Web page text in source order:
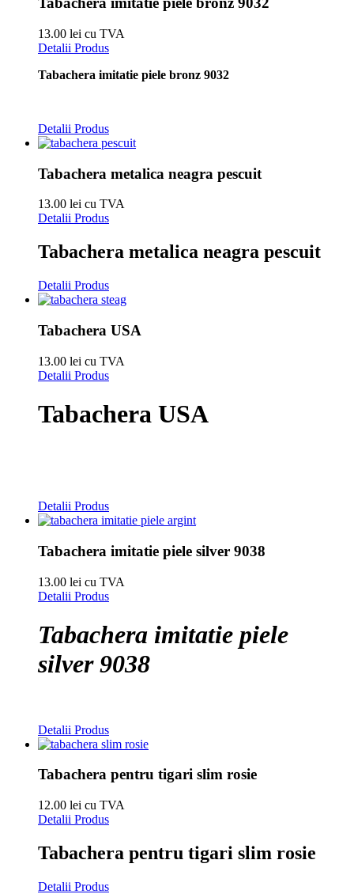
13.00 lei cu TVA
Detalii Produs
Tabachera imitatie piele bronz 9032
Detalii Produs
Tabachera metalica neagra pescuit
13.00 lei cu TVA
Detalii Produs
Tabachera metalica neagra pescuit
Detalii Produs
Tabachera USA
13.00 lei cu TVA
Detalii Produs
Tabachera USA
Detalii Produs
Tabachera imitatie piele silver 9038
13.00 lei cu TVA
Detalii Produs
Tabachera imitatie piele
silver 9038
Detalii Produs
Tabachera pentru tigari slim rosie
12.00 lei cu TVA
Detalii Produs
Tabachera pentru tigari slim rosie
Detalii Produs